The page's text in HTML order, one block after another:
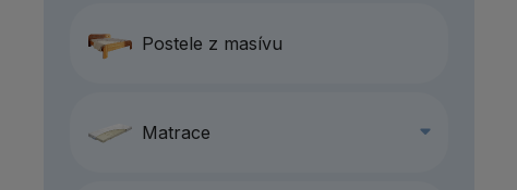
Postele z masívu
Matrace